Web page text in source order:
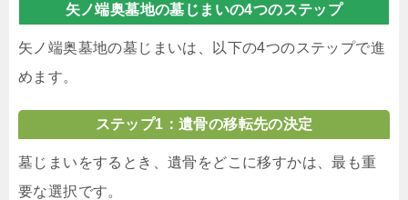
矢ノ端奥墓地の墓じまいの4つのステップ
矢ノ端奥墓地の墓じまいは、以下の4つのステップで進
めます。
ステップ1：遺骨の移転先の決定
墓じまいをするとき、遺骨をどこに移すかは、最も重
要な選択です。